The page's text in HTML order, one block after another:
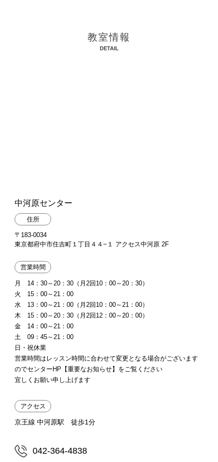
教室情報
DETAIL
中河原センター
住所
〒183-0034
東京都府中市住吉町１丁目４４−１ アクセス中河原 2F
営業時間
月 14：30～20：30（月2回10：00～20：30）
火 15：00～21：00
水 13：00～21：00（月2回10：00～21：00）
木 15：00～20：30（月2回12：00～20：00）
金 14：00～21：00
土 09：45～21：00
日・祝休業
営業時間はレッスン時間に合わせて変更となる場合がございます
のでセンターHP【重要なお知らせ】をご覧ください
宜しくお願い申し上げます
アクセス
京王線 中河原駅 徒歩1分
042-364-4838